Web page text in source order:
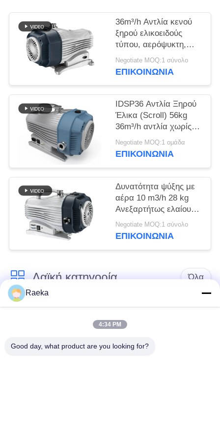
ΠΟΛΙΤΙΚΉ
ΑΠΟΡΡΉΤΟΥ
36m³/h Αντλία κενού
ξηρού ελικοειδούς
τύπου, αερόψυκτη,
χωρίς λάδι
Negotiate MOQ:1 σύνολο
ΕΠΙΚΟΙΝΩΝΊΑ
IDSP36 Αντλία Ξηρού
Έλικα (Scroll) 56kg
36m³/h αντλία χωρίς
λάδι
Negotiate MOQ:1 ομάδα
ΕΠΙΚΟΙΝΩΝΊΑ
Δυνατότητα ψύξης με
αέρα 10 m3/h 28 kg
Ανεξαρτήτως ελαίου
αντλία κενού, αντλία
ξηρού κυλίνδρου
Negotiate MOQ:1 σύνολο
ΕΠΙΚΟΙΝΩΝΊΑ
Λαϊκή κατηγορία Όλα
περιστροφική vane
Κενή αντλία
κυλίνδρων
Ξηρά κενή αντλία
Raeka
4:34 PM
Good day, what product are you looking for?